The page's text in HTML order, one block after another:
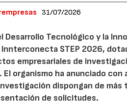
31/07/2026
Desarrollo Tecnológico y la
STEP 2026,
empresariales de
organismo ha anunciado
dispongan de
de solicitudes.